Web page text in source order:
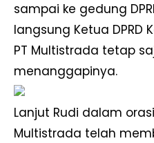
sampai ke gedung
langsung Ketua DPRD
PT Multistrada tetap
menanggapinya.
Lanjut Rudi dalam
Multistrada telah